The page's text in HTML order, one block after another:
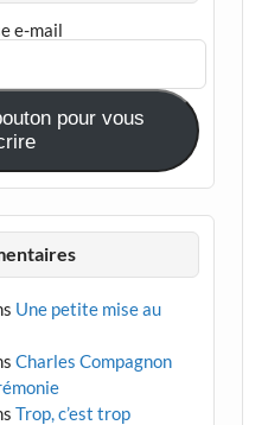
e-mail
pour vous
Une petite mise au
Charles Compagnon
Trop, c’est trop